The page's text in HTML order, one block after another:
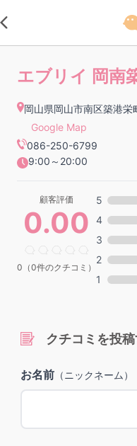
エブリイ 岡南
岡山県岡山市南区築港栄
Google Map
086-250-6799
9:00～20:00
顧客評価
0.00
0（0件のクチコミ）
5
4
3
2
1
クチコミを投
お名前（ニックネーム）